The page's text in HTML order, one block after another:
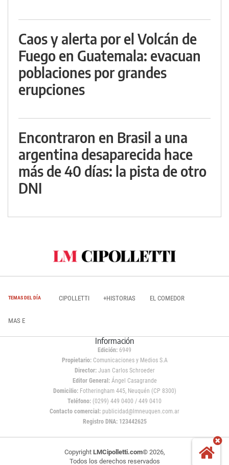
Caos y alerta por el Volcán de
Fuego en Guatemala: evacuan
poblaciones por grandes
erupciones
Encontraron en Brasil a una
argentina desaparecida hace
más de 40 días: la pista de otro
DNI
TEMAS DEL DÍA CIPOLLETTI +HISTORIAS EL COMEDOR
MAS E
Información
Edición: 6949
Propietario:Comunicaciones y Medios S.A
Director: Juan Carlos Schroeder
Editor General:Ángel Casagrande
Domicilio:Fotheringham 445, Neuquén (CP 8300)
Teléfono: (0299) 449 0400 / 449 0410
Contacto comercial: publicidad@lmneuquen.com.ar
Registro DNA: 123442625
Copyright LMCipolletti.com© 2026,
Todos los derechos reservados